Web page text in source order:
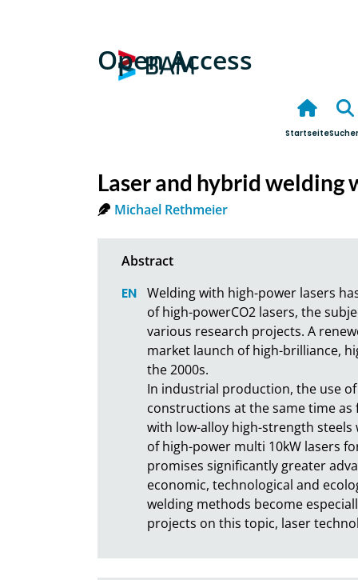
Open Access
Startseite
Laser and hybrid
Michael Rethmeier
Welding with high-power lasers
of high-powerCO2 lasers, the
various research projects. A
market launch of high-brilliance,
the 2000s.
In industrial production, the use
constructions at the same time
with low-alloy high-strength steels
of high-power multi 10kW lasers
promises significantly greater
economic, technological and
welding methods become
projects on this topic, laser